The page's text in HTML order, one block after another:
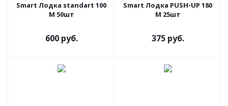
Smart Лодка standart 100
M 50шт
600 руб.
Smart Лодка PUSH-UP 180
M 25шт
375 руб.